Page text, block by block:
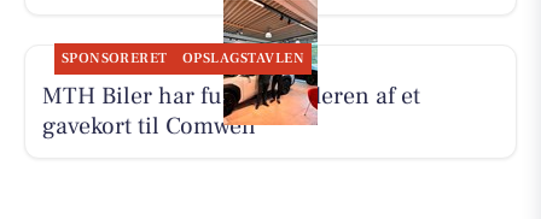
SPONSORERET OPSLAGSTAVLEN
MTH Biler har fundet vinderen af et
gavekort til Comwell